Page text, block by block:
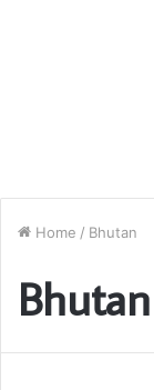
Home / Bhutan
Bhutan